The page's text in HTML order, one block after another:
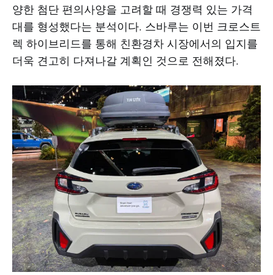
양한 첨단 편의사양을 고려할 때 경쟁력 있는 가격
대를 형성했다는 분석이다. 스바루는 이번 크로스트
렉 하이브리드를 통해 친환경차 시장에서의 입지를
더욱 견고히 다져나갈 계획인 것으로 전해졌다.